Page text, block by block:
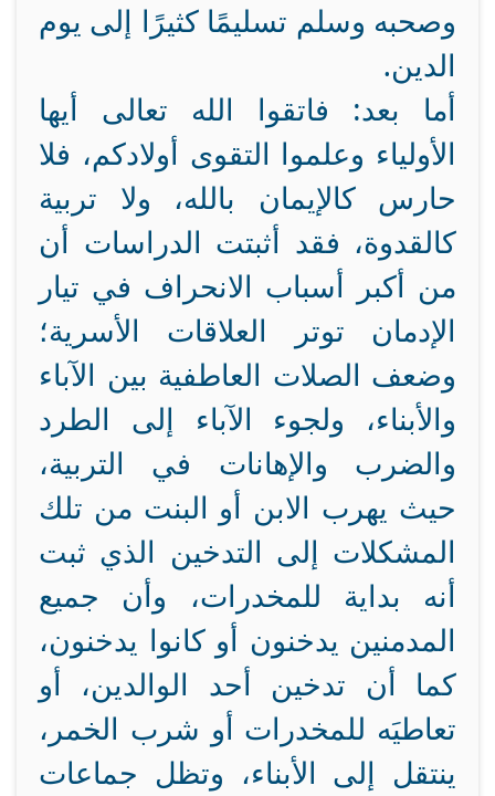
وصحبه وسلم تسليمًا كثيرًا إلى يوم
الدين.
أما بعد: فاتقوا الله تعالى أيها
الأولياء وعلموا التقوى أولادكم، فلا
حارس كالإيمان بالله، ولا تربية
كالقدوة، فقد أثبتت الدراسات أن
من أكبر أسباب الانحراف في تيار
الإدمان توتر العلاقات الأسرية؛
وضعف الصلات العاطفية بين الآباء
والأبناء، ولجوء الآباء إلى الطرد
والضرب والإهانات في التربية،
حيث يهرب الابن أو البنت من تلك
المشكلات إلى التدخين الذي ثبت
أنه بداية للمخدرات، وأن جميع
المدمنين يدخنون أو كانوا يدخنون،
كما أن تدخين أحد الوالدين، أو
تعاطيَه للمخدرات أو شرب الخمر،
ينتقل إلى الأبناء، وتظل جماعات